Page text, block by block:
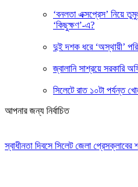
‘বনলতা এক্সপ্রেস’ নিয়ে
‘কিছুক্ষণ’-এ?
দুই দশক ধরে ‘অস্থায়ী’
জ্বালানি সাশ্রয়ে সরকারি
সিলেটে রাত ১০টা পর্যন্ত
আপনার জন্য নির্বাচিত
স্বাধীনতা দিবসে সিলেট জেলা প্রেসক্লাবের